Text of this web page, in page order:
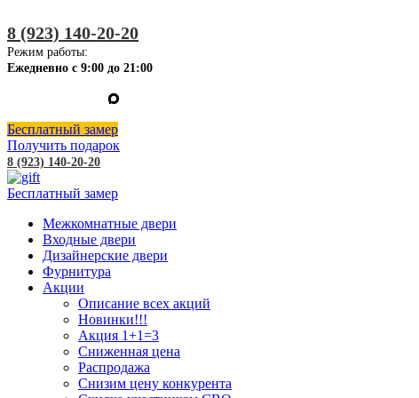
8 (923) 140-20-20
Режим работы:
Ежедневно с 9:00 до 21:00
Бесплатный замер
Получить подарок
8 (923) 140-20-20
Бесплатный замер
Межкомнатные двери
Входные двери
Дизайнерские двери
Фурнитура
Акции
Описание всех акций
Новинки!!!
Акция 1+1=3
Сниженная цена
Распродажа
Снизим цену конкурента